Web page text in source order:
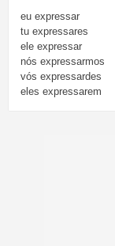
eu expressar
tu expressares
ele expressar
nós expressarmos
vós expressardes
eles expressarem